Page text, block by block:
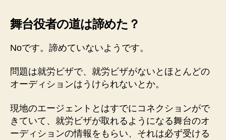
舞台役者の道は諦めた？
Noです。諦めていないようです。
問題は就労ビザで、就労ビザがないとほとんどの
オーディションはうけられないとか。
現地のエージェントとはすでにコネクションがで
きていて、就労ビザが取れるようになる舞台のオ
ーディションの情報をもらい、それは必ず受ける